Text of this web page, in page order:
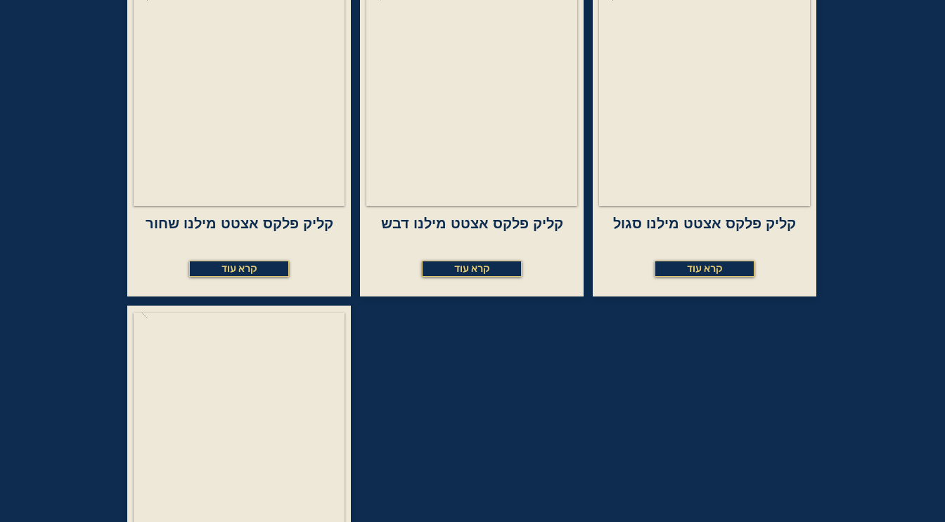
קליק פלקס אצטט מילנו שחור
קרא עוד
קליק פלקס אצטט מילנו דבש
קרא עוד
קליק פלקס אצטט מילנו סגול
קרא עוד